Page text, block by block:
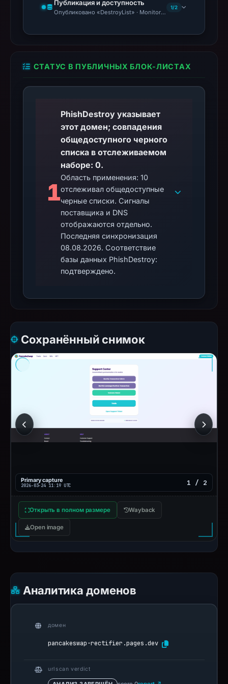
Публикация и доступность
Опубликовано «DestroyList» · Monitoring Continues
1/2
СТАТУС В ПУБЛИЧНЫХ БЛОК-ЛИСТАХ
1
PhishDestroy указывает
этот домен; совпадения
общедоступного черного
списка в отслеживаемом
наборе: 0.
Область применения: 10
отслеживал общедоступные
черные списки. Сигналы
поставщика и DNS
отображаются отдельно.
Последняя синхронизация
08.08.2026. Соответствие
базы данных PhishDestroy:
подтверждено.
Сохранённый снимок
Primary capture
2026-03-24 11:19 UTC 1 / 2
Открыть в полном размере Wayback
Open image
Аналитика доменов
домен
pancakeswap-rectifier.pages.dev
urlscan verdict